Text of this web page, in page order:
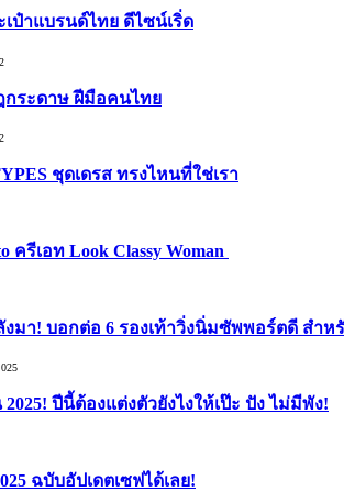
ป๋าแบรนด์ไทย ดีไซน์เริ่ด
กระดาษ ฝีมือคนไทย
ชุดเดรส ทรงไหนที่ใช่เรา
ครีเอท Look Classy Woman
งมา! บอกต่อ 6 รองเท้าวิ่งนิ่มซัพพอร์ตดี สำห
ปีนี้ต้องแต่งตัวยังไงให้เป๊ะ ปัง ไม่มีพัง!
ฉบับอัปเดตเซฟได้เลย!